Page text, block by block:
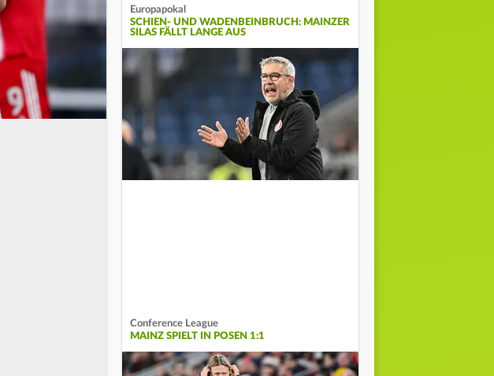
Europapokal
SCHIEN- UND WADENBEINBRUCH: MAINZER
SILAS FÄLLT LANGE AUS
Conference League
MAINZ SPIELT IN POSEN 1:1